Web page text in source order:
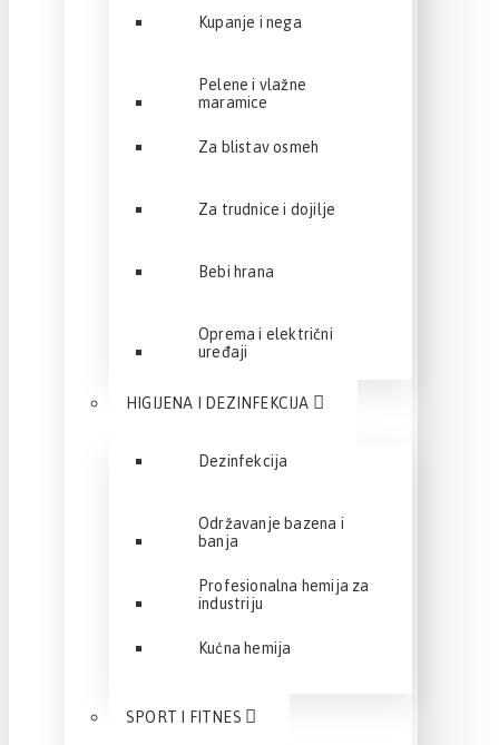
Kupanje i nega
Pelene i vlažne
maramice
Za blistav osmeh
Za trudnice i dojilje
Bebi hrana
Oprema i električni
uređaji
HIGIJENA I DEZINFEKCIJA
Dezinfekcija
Održavanje bazena i
banja
Profesionalna hemija za
industriju
Kućna hemija
SPORT I FITNES